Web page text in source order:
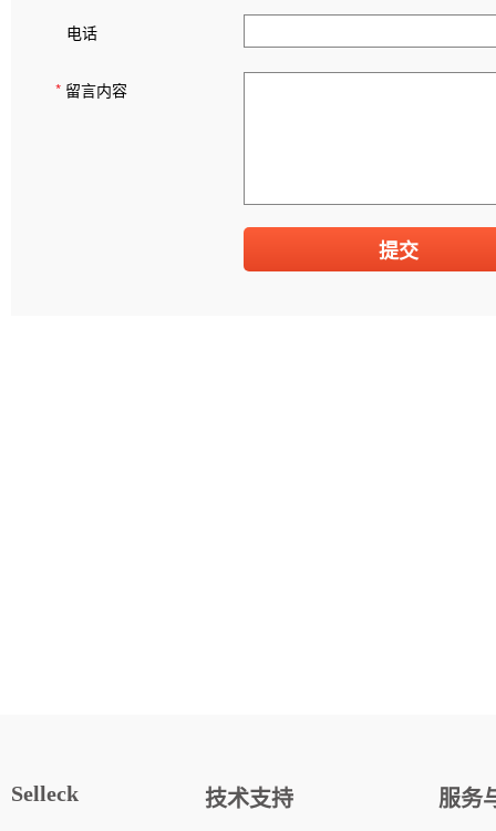
电话
* 留言内容
Selleck 技术支持 服务